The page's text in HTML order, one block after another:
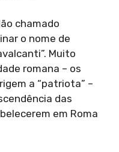
chamado
o nome de
Muito
romana – os
a “patriota” –
das
em Roma